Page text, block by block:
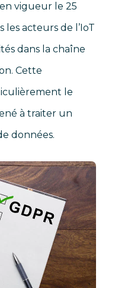
vigueur le 25
les acteurs de l’IoT
dans la chaîne
Cette
le
à traiter un
données.